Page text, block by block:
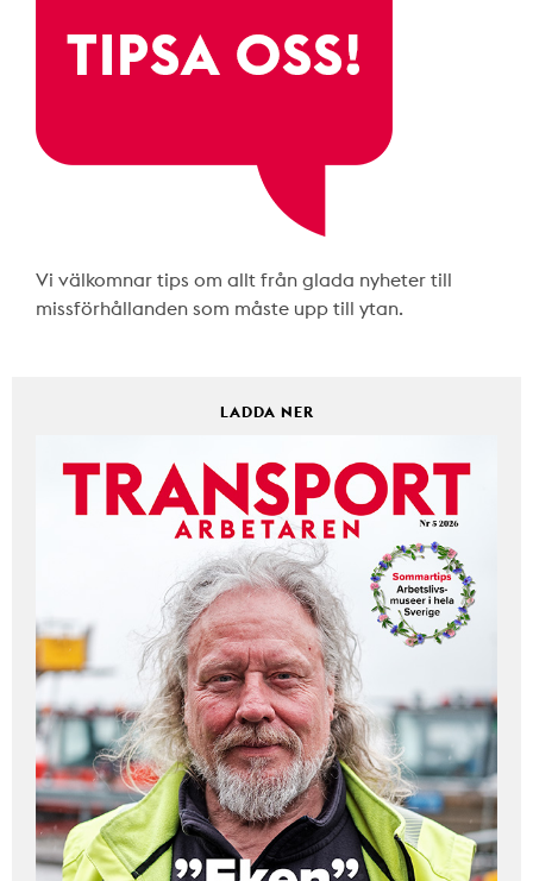
Vi välkomnar tips om allt från glada nyheter till
missförhållanden som måste upp till ytan.
LADDA NER